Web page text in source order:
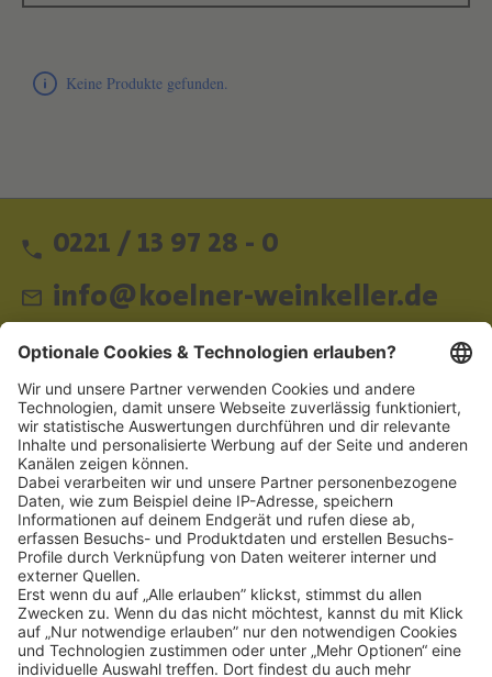
Keine Produkte gefunden.
0221 / 13 97 28 - 0
info@koelner-weinkeller.de
Schnellzugriff
ZAHLUNGSMETHODEN
SOCIAL
NEWSLETTER
BESUCHEN SIE UNS